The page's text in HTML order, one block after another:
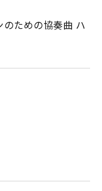
ための協奏曲 ハ